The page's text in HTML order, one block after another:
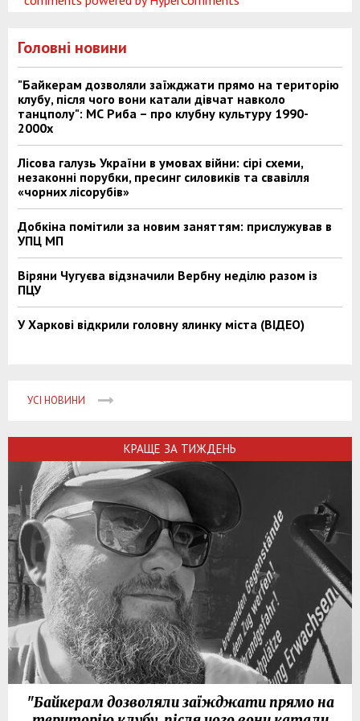
Головні новини
"Байкерам дозволяли заїжджати прямо на територію
клубу, після чого вони катали дівчат навколо
танцполу": МС Риба – про клубну культуру 1990-
2000х
Лісова галузь України в умовах війни: сірі схеми,
незаконні порубки, пресинг силовиків та свавілля
«чорних лісорубів»
Добкіна помітили за новим заняттям: прислужував в
УПЦ МП
Віряни Чугуєва відзначили Вербну неділю разом із
ПЦУ
У Харкові відкрили головну ялинку міста (ВІДЕО)
УСІ НОВИНИ
КРАЩЕ ЗА ТИЖДЕНЬ
"Байкерам дозволяли заїжджати прямо на